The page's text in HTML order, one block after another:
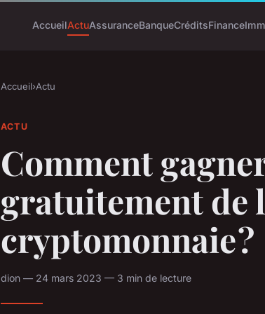
AccueilActuAssuranceBanqueCréditsFinance
Accueil›Actu
ACTU
Comment
gratuitement de
cryptomonnaie ?
dion — 24 mars 2023 — 3 min de lecture